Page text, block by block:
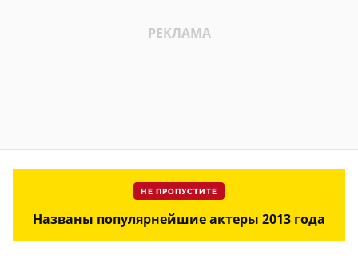
НЕ ПРОПУСТИТЕ
Названы популярнейшие актеры 2013 года